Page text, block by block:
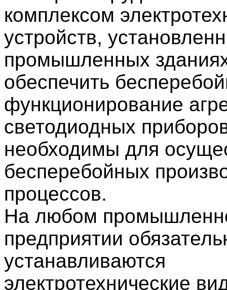
комплексом
устройств,
промышленных
обеспечить
функционирование
светодиодных
необходимы для
бесперебойных
процессов.
На любом
предприятии
устанавливаются
электротехнические